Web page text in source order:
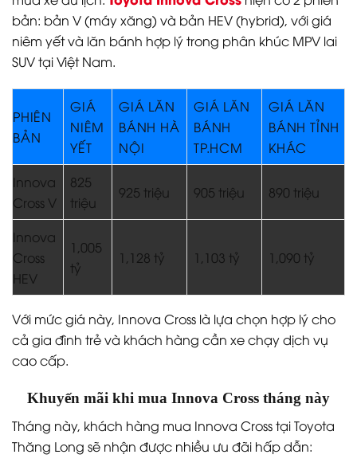
bản: bản V (máy xăng) và bản HEV (hybrid), với giá
niêm yết và lăn bánh hợp lý trong phân khúc MPV lai
SUV tại Việt Nam.
PHIÊN
BẢN
GIÁ
NIÊM
YẾT
GIÁ LĂN
BÁNH HÀ
NỘI
GIÁ LĂN
BÁNH
TP.HCM
GIÁ LĂN
BÁNH TỈNH
KHÁC
Innova
Cross V
825
triệu
925 triệu 905 triệu 890 triệu
Innova
Cross
HEV
1,005
tỷ
1,128 tỷ 1,103 tỷ 1,090 tỷ
Với mức giá này, Innova Cross là lựa chọn hợp lý cho
cả gia đình trẻ và khách hàng cần xe chạy dịch vụ
cao cấp.
Khuyến mãi khi mua Innova Cross tháng này
Tháng này, khách hàng mua Innova Cross tại Toyota
Thăng Long sẽ nhận được nhiều ưu đãi hấp dẫn: